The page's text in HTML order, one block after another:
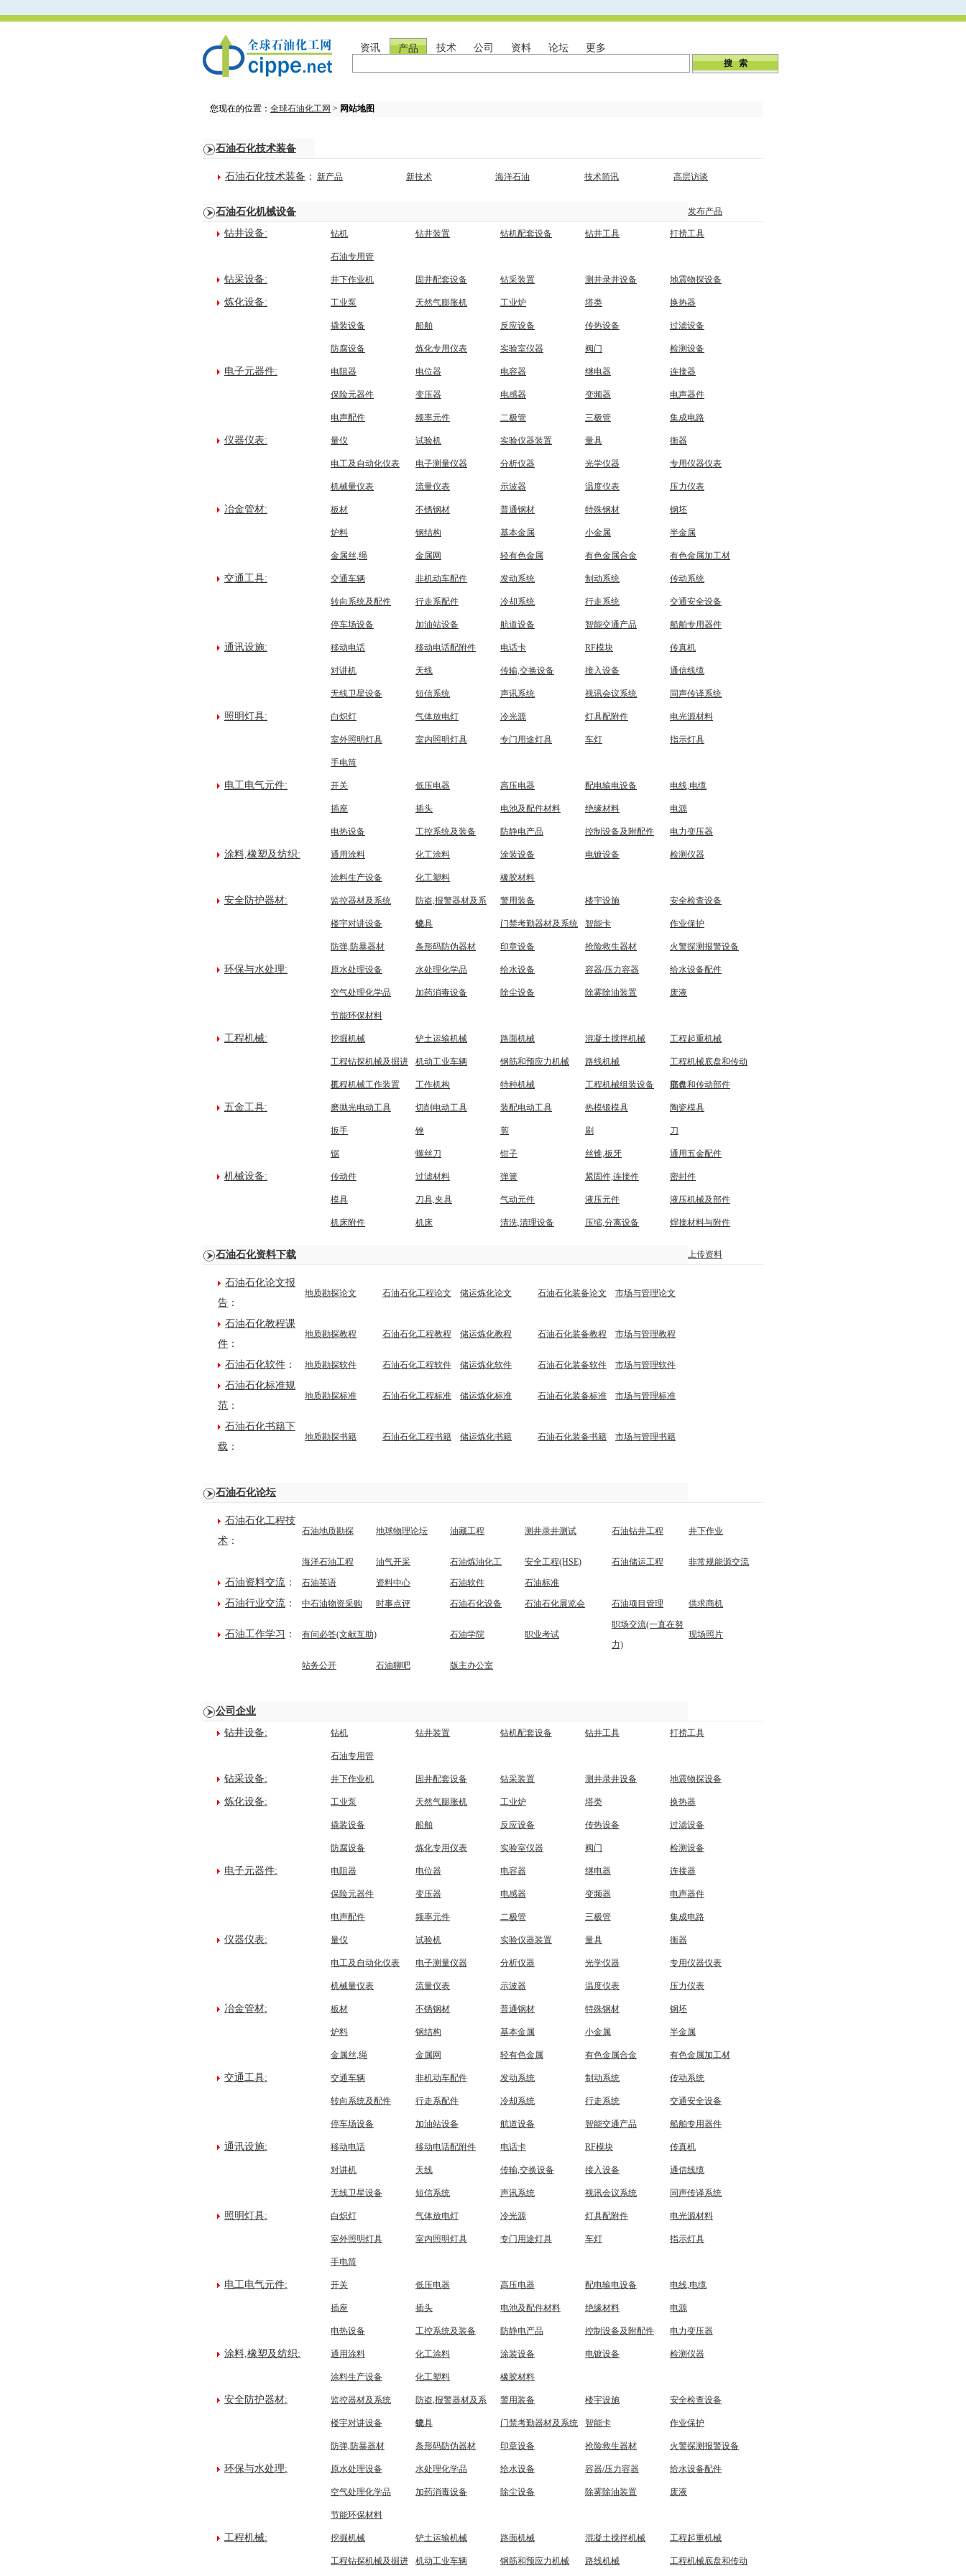
资讯 产品 技术 公司 资料 论坛 更多
您现在的位置： 全球石油化工网 > 网站地图
石油石化技术装备
石油石化技术装备 ： 新产品 新技术 海洋石油 技术简讯 高层访谈
石油石化机械设备 发布产品
钻井设备: 钻机 钻井装置 钻机配套设备 钻井工具 打捞工具
石油专用管
钻采设备: 井下作业机 固井配套设备 钻采装置 测井录井设备 地震物探设备
炼化设备: 工业泵 天然气膨胀机 工业炉 塔类 换热器
撬装设备 船舶 反应设备 传热设备 过滤设备
防腐设备 炼化专用仪表 实验室仪器 阀门 检测设备
电子元器件: 电阻器 电位器 电容器 继电器 连接器
保险元器件 变压器 电感器 变频器 电声器件
电声配件 频率元件 二极管 三极管 集成电路
仪器仪表: 量仪 试验机 实验仪器装置 量具 衡器
电工及自动化仪表 电子测量仪器 分析仪器 光学仪器 专用仪器仪表
机械量仪表 流量仪表 示波器 温度仪表 压力仪表
冶金管材: 板材 不锈钢材 普通钢材 特殊钢材 钢坯
炉料 钢结构 基本金属 小金属 半金属
金属丝,绳 金属网 轻有色金属 有色金属合金 有色金属加工材
交通工具: 交通车辆 非机动车配件 发动系统 制动系统 传动系统
转向系统及配件 行走系配件 冷却系统 行走系统 交通安全设备
停车场设备 加油站设备 航道设备 智能交通产品 船舶专用器件
通讯设施: 移动电话 移动电话配附件 电话卡 RF模块 传真机
对讲机 天线 传输,交换设备 接入设备 通信线缆
无线卫星设备 短信系统 声讯系统 视讯会议系统 同声传译系统
照明灯具: 白炽灯 气体放电灯 冷光源 灯具配附件 电光源材料
室外照明灯具 室内照明灯具 专门用途灯具 车灯 指示灯具
手电筒
电工电气元件: 开关 低压电器 高压电器 配电输电设备 电线,电缆
插座 插头 电池及配件材料 绝缘材料 电源
电热设备 工控系统及装备 防静电产品 控制设备及附配件 电力变压器
涂料,橡塑及纺织: 通用涂料 化工涂料 涂装设备 电镀设备 检测仪器
涂料生产设备 化工塑料 橡胶材料
安全防护器材: 监控器材及系统 防盗,报警器材及系
统
警用装备 楼宇设施 安全检查设备
楼宇对讲设备 锁具 门禁考勤器材及系统 智能卡 作业保护
防弹,防暴器材 条形码防伪器材 印章设备 抢险救生器材 火警探测报警设备
环保与水处理: 原水处理设备 水处理化学品 给水设备 容器/压力容器 给水设备配件
空气处理化学品 加药消毒设备 除尘设备 除雾除油装置 废液
节能环保材料
工程机械: 挖掘机械 铲土运输机械 路面机械 混凝土搅拌机械 工程起重机械
工程钻探机械及掘进
机
机动工业车辆 钢筋和预应力机械 路线机械 工程机械底盘和传动
部件
工程机械工作装置 工作机构 特种机械 工程机械组装设备 底盘和传动部件
五金工具: 磨抛光电动工具 切削电动工具 装配电动工具 热模锻模具 陶瓷模具
扳手 锉 剪 刷 刀
锯 螺丝刀 钳子 丝锥,板牙 通用五金配件
机械设备: 传动件 过滤材料 弹簧 紧固件,连接件 密封件
模具 刀具,夹具 气动元件 液压元件 液压机械及部件
机床附件 机床 清洗,清理设备 压缩,分离设备 焊接材料与附件
石油石化资料下载 上传资料
石油石化论文报
告 ：
地质勘探论文 石油石化工程论文 储运炼化论文 石油石化装备论文 市场与管理论文
石油石化教程课
件 ：
地质勘探教程 石油石化工程教程 储运炼化教程 石油石化装备教程 市场与管理教程
石油石化软件 ： 地质勘探软件 石油石化工程软件 储运炼化软件 石油石化装备软件 市场与管理软件
石油石化标准规
范 ：
地质勘探标准 石油石化工程标准 储运炼化标准 石油石化装备标准 市场与管理标准
石油石化书籍下
载 ：
地质勘探书籍 石油石化工程书籍 储运炼化书籍 石油石化装备书籍 市场与管理书籍
石油石化论坛
石油石化工程技
术 ：
石油地质勘探 地球物理论坛 油藏工程 测井录井测试 石油钻井工程 井下作业
海洋石油工程 油气开采 石油炼油化工 安全工程(HSE) 石油储运工程 非常规能源交流
石油资料交流 ： 石油英语 资料中心 石油软件 石油标准
石油行业交流 ： 中石油物资采购 时事点评 石油石化设备 石油石化展览会 石油项目管理 供求商机
石油工作学习 ： 有问必答(文献互助) 石油学院 职业考试
职场交流(一直在努
力)
现场照片
站务公开 石油聊吧 版主办公室
公司企业
钻井设备:
钻机 钻井装置 钻机配套设备 钻井工具 打捞工具
石油专用管
钻采设备: 井下作业机 固井配套设备 钻采装置 测井录井设备 地震物探设备
炼化设备: 工业泵 天然气膨胀机 工业炉 塔类 换热器
撬装设备 船舶 反应设备 传热设备 过滤设备
防腐设备 炼化专用仪表 实验室仪器 阀门 检测设备
电子元器件: 电阻器 电位器 电容器 继电器 连接器
保险元器件 变压器 电感器 变频器 电声器件
电声配件 频率元件 二极管 三极管 集成电路
仪器仪表: 量仪 试验机 实验仪器装置 量具 衡器
电工及自动化仪表 电子测量仪器 分析仪器 光学仪器 专用仪器仪表
机械量仪表 流量仪表 示波器 温度仪表 压力仪表
冶金管材: 板材 不锈钢材 普通钢材 特殊钢材 钢坯
炉料 钢结构 基本金属 小金属 半金属
金属丝,绳 金属网 轻有色金属 有色金属合金 有色金属加工材
交通工具: 交通车辆 非机动车配件 发动系统 制动系统 传动系统
转向系统及配件 行走系配件 冷却系统 行走系统 交通安全设备
停车场设备 加油站设备 航道设备 智能交通产品 船舶专用器件
通讯设施: 移动电话 移动电话配附件 电话卡 RF模块 传真机
对讲机 天线 传输,交换设备 接入设备 通信线缆
无线卫星设备 短信系统 声讯系统 视讯会议系统 同声传译系统
照明灯具: 白炽灯 气体放电灯 冷光源 灯具配附件 电光源材料
室外照明灯具 室内照明灯具 专门用途灯具 车灯 指示灯具
手电筒
电工电气元件: 开关 低压电器 高压电器 配电输电设备 电线,电缆
插座 插头 电池及配件材料 绝缘材料 电源
电热设备 工控系统及装备 防静电产品 控制设备及附配件 电力变压器
涂料,橡塑及纺织: 通用涂料 化工涂料 涂装设备 电镀设备 检测仪器
涂料生产设备 化工塑料 橡胶材料
安全防护器材: 监控器材及系统 防盗,报警器材及系
统
警用装备 楼宇设施 安全检查设备
楼宇对讲设备 锁具 门禁考勤器材及系统 智能卡 作业保护
防弹,防暴器材 条形码防伪器材 印章设备 抢险救生器材 火警探测报警设备
环保与水处理: 原水处理设备 水处理化学品 给水设备 容器/压力容器 给水设备配件
空气处理化学品 加药消毒设备 除尘设备 除雾除油装置 废液
节能环保材料
工程机械: 挖掘机械 铲土运输机械 路面机械 混凝土搅拌机械 工程起重机械
工程钻探机械及掘进 机动工业车辆 钢筋和预应力机械 路线机械 工程机械底盘和传动